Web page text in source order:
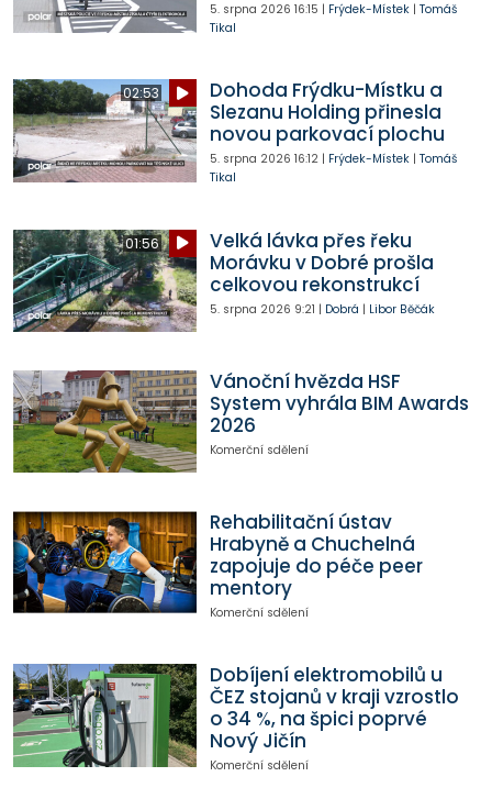
5. srpna 2026 16:15 | Frýdek-Místek| Tomáš
Tikal
02:53
Dohoda Frýdku-Místku a
Slezanu Holding přinesla
novou parkovací plochu
5. srpna 2026 16:12| Frýdek-Místek| Tomáš
Tikal
01:56
Velká lávka přes řeku
Morávku v Dobré prošla
celkovou rekonstrukcí
5. srpna 2026 9:21 | Dobrá | Libor Běčák
Vánoční hvězda HSF
System vyhrála BIM Awards
2026
Komerční sdělení
Rehabilitační ústav
Hrabyně a Chuchelná
zapojuje do péče peer
mentory
Komerční sdělení
Dobíjení elektromobilů u
ČEZ stojanů v kraji vzrostlo
o 34 %, na špici poprvé
Nový Jičín
Komerční sdělení